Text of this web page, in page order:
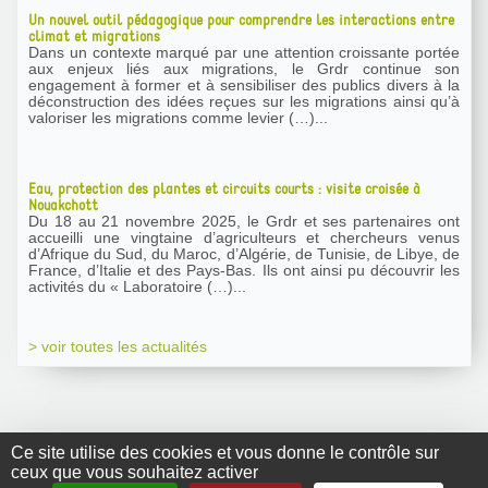
Ce site utilise des cookies et vous donne le contrôle sur
ceux que vous souhaitez activer
Un nouvel outil pédagogique pour comprendre les interactions entre
climat et migrations
Dans un contexte marqué par une attention croissante portée
aux enjeux liés aux migrations, le Grdr continue son
engagement à former et à sensibiliser des publics divers à la
déconstruction des idées reçues sur les migrations ainsi qu’à
valoriser les migrations comme levier (…)...
Eau, protection des plantes et circuits courts : visite croisée à
Nouakchott
Du 18 au 21 novembre 2025, le Grdr et ses partenaires ont
accueilli une vingtaine d’agriculteurs et chercheurs venus
d’Afrique du Sud, du Maroc, d’Algérie, de Tunisie, de Libye, de
France, d’Italie et des Pays-Bas. Ils ont ainsi pu découvrir les
activités du « Laboratoire (…)...
> voir toutes les actualités